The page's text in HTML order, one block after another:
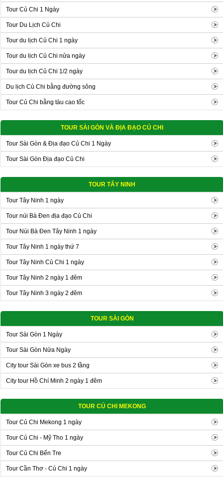
Tour Củ Chi 1 Ngày
Tour Du Lịch Củ Chi
Tour du lịch Củ Chi 1 ngày
Tour du lịch Củ Chi nửa ngày
Tour du lịch Củ Chi 1/2 ngày
Du lịch Củ Chi bằng đường sông
Tour Củ Chi bằng tàu cao tốc
TOUR SÀI GÒN VÀ ĐỊA ĐẠO CỦ CHI
Tour Sài Gòn & Địa đạo Củ Chi 1 Ngày
Tour Sài Gòn Địa đạo Củ Chi
TOUR TÂY NINH
Tour Tây Ninh 1 ngày
Tour núi Bà Đen địa đạo Củ Chi
Tour Núi Bà Đen Tây Ninh 1 ngày
Tour Tây Ninh 1 ngày thứ 7
Tour Tây Ninh Củ Chi 1 ngày
Tour Tây Ninh 2 ngày 1 đêm
Tour Tây Ninh 3 ngày 2 đêm
TOUR SÀI GÒN
Tour Sài Gòn 1 Ngày
Tour Sài Gòn Nửa Ngày
City tour Sài Gòn xe bus 2 tầng
City tour Hồ Chí Minh 2 ngày 1 đêm
TOUR CỦ CHI MEKONG
Tour Củ Chi Mekong 1 ngày
Tour Củ Chi - Mỹ Tho 1 ngày
Tour Củ Chi Bến Tre
Tour Cần Thơ - Củ Chi 1 ngày